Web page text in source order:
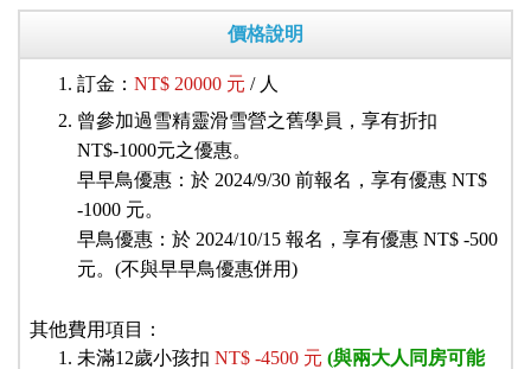
價格說明
訂金： NT$ 20000 元 / 人
曾參加過雪精靈滑雪營之舊學員，享有折扣
NT$-1000元之優惠。
早早鳥優惠：於 2024/9/30 前報名，享有優惠 NT$
-1000 元。
早鳥優惠：於 2024/10/15 報名，享有優惠 NT$ -500
元。(不與早早鳥優惠併用)
其他費用項目：
未滿12歲小孩扣 NT$ -4500 元 (與兩大人同房可能